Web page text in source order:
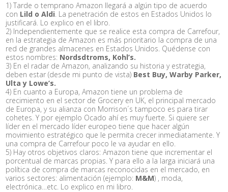
1) Tarde o temprano Amazon llegará a algún tipo de acuerdo
con Lild o Aldi. La penetración de estos en Estados Unidos lo
justificará. Lo explico en el libro.
2) Independientemente que se realice esta compra de Carrefour,
en la estrategia de Amazon es más prioritario la compra de una
red de grandes almacenes en Estados Unidos. Quédense con
estos nombres: Nordsdtroms, Kohl’s.
3) En el radar de Amazon, analizando su historia y estrategia,
deben estar (desde mi punto de vista) Best Buy, Warby Parker,
Ulta y Lowe’s.
4) En cuanto a Europa, Amazon tiene un problema de
crecimiento en el sector de Grocery en UK, el principal mercado
de Europa, y su alianza con Morrison´s tampoco es para tirar
cohetes. Y por ejemplo Ocado ahí es muy fuerte. Si quiere ser
líder en el mercado líder europeo tiene que hacer algún
movimiento estratégico que le permita crecer inmediatamente. Y
una compra de Carrefour poco le va ayudar en ello.
5) Hay otros objetivos claros: Amazon tiene que incrementar el
porcentual de marcas propias. Y para ello a la larga iniciará una
política de compra de marcas reconocidas en el mercado, en
varios sectores: alimentación (ejemplo: M&M) , moda,
electrónica…etc. Lo explico en mi libro.